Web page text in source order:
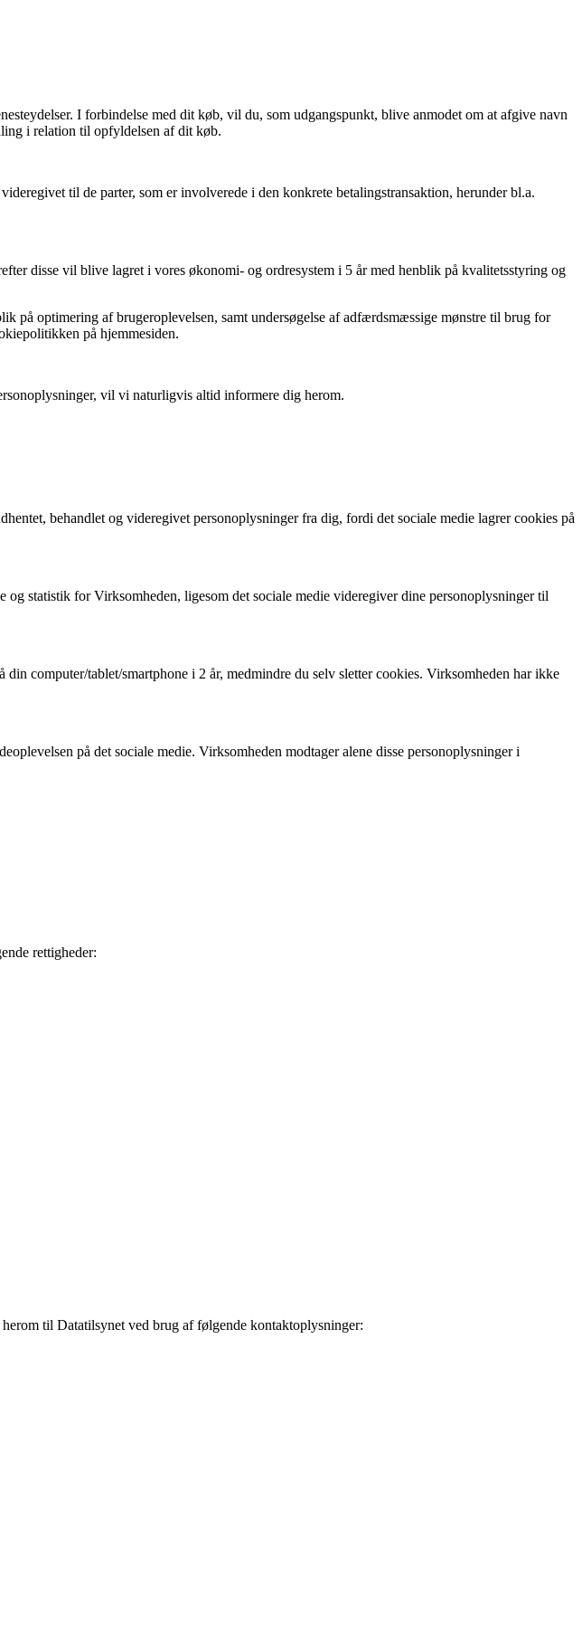
I forbindelse med dit køb, vil du, som udgangspunkt, blive anmodet om at afgive navn
i relation til opfyldelsen af dit køb.
til de parter, som er involverede i den konkrete betalingstransaktion, herunder bl.a.
disse vil blive lagret i vores økonomi- og ordresystem i 5 år med henblik på kvalitetsstyring og
på optimering af brugeroplevelsen, samt undersøgelse af adfærdsmæssige mønstre til brug for
på hjemmesiden.
vil vi naturligvis altid informere dig herom.
behandlet og videregivet personoplysninger fra dig, fordi det sociale medie lagrer cookies på
statistik for Virksomheden, ligesom det sociale medie videregiver dine personoplysninger til
computer/tablet/smartphone i 2 år, medmindre du selv sletter cookies. Virksomheden har ikke
på det sociale medie. Virksomheden modtager alene disse personoplysninger i
rettigheder:
til Datatilsynet ved brug af følgende kontaktoplysninger: